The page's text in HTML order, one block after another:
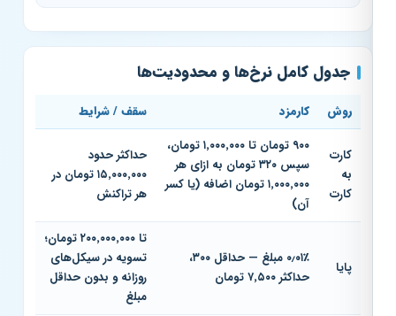
جدول کامل نرخ‌ها و محدودیت‌ها
روش کارمزد سقف / شرایط
۹۰۰ تومان تا ۱٬۰۰۰٬۰۰۰ تومان،
سپس ۳۲۰ تومان به ازای هر
۱٬۰۰۰٬۰۰۰ تومان اضافه (یا کسر
حداکثر حدود
۱۵٬۰۰۰٬۰۰۰ تومان در
هر تراکنش
۰٫۰۱٪ مبلغ — حداقل ۳۰۰،
حداکثر ۷٬۵۰۰ تومان
تا ۲۰۰٬۰۰۰٬۰۰۰ تومان؛
تسویه در سیکل‌های
روزانه و بدون حداقل